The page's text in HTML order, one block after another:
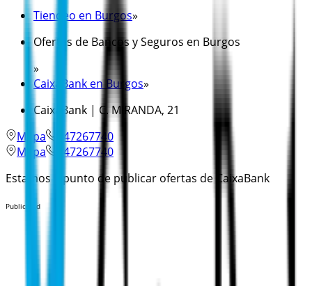
Tiendeo en Burgos»
Ofertas de Bancos y Seguros en Burgos
»
CaixaBank en Burgos»
CaixaBank | C. MIRANDA, 21
Mapa
947267740
Mapa
947267740
Estamos a punto de publicar ofertas de CaixaBank
Publicidad